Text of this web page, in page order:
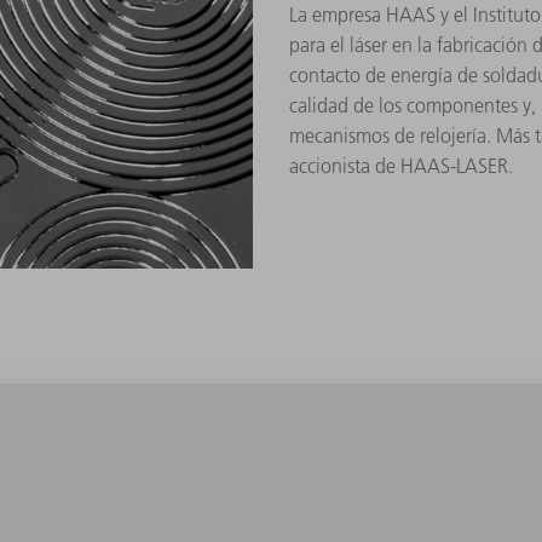
La empresa HAAS y el
para el láser en la fabricación
contacto de energía de
calidad de los componentes
mecanismos de relojería. Más
accionista de HAAS-LASER.